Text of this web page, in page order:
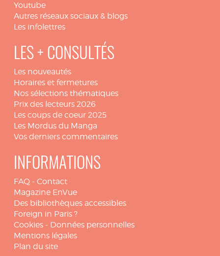
Youtube
Autres réseaux sociaux & blogs
Les infolettres
LES + CONSULTÉS
Les nouveautés
Horaires et fermetures
Nos sélections thématiques
Prix des lecteurs 2026
Les coups de coeur 2025
Les Mordus du Manga
Vos derniers commentaires
INFORMATIONS
FAQ - Contact
Magazine EnVue
Des bibliothèques accessibles
Foreign in Paris ?
Cookies - Données personnelles
Mentions légales
Plan du site